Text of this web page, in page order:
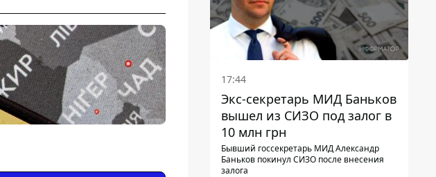
17:44
Экс-секретарь МИД Баньков
вышел из СИЗО под залог в
10 млн грн
Бывший госсекретарь МИД Александр
Баньков покинул СИЗО после внесения
залога